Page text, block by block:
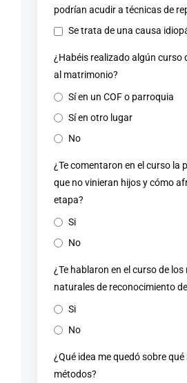
podrían acudir a técnicas de
Se trata de una causa
¿Habéis realizado algún curso
al matrimonio?
Sí en un COF o parroquia
Sí en otro lugar
No
¿Te comentaron en el curso la
que no vinieran hijos y cómo
etapa?
Si
No
¿Te hablaron en el curso de
naturales de reconocimiento
Si
No
¿Qué idea me quedó sobre
métodos?